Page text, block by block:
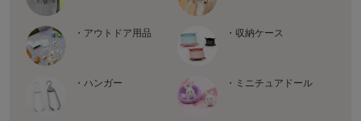
・アウトドア用品 ・収納ケース
・ハンガー ・ミニチュアドール